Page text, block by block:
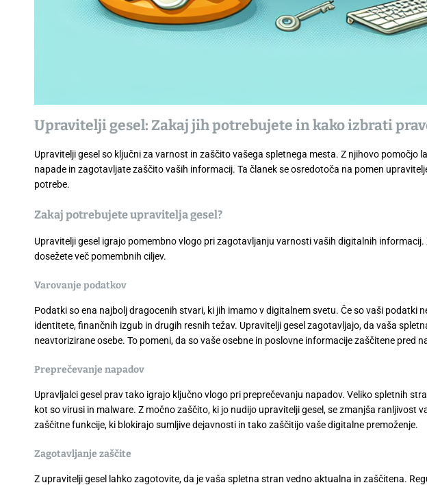
Upravitelji gesel: Zakaj jih potrebujete in kako izbrati
Upravitelji gesel so ključni za varnost in zaščito vašega spletnega mesta. Z njihovo pomočjo
napade in zagotavljate zaščito vaših informacij. Ta članek se osredotoča na pomen
potrebe.
Zakaj potrebujete upravitelja gesel?
Upravitelji gesel igrajo pomembno vlogo pri zagotavljanju varnosti vaših digitalnih
dosežete več pomembnih ciljev.
Varovanje podatkov
Podatki so ena najbolj dragocenih stvari, ki jih imamo v digitalnem svetu. Če so vaši podatki
identitete, finančnih izgub in drugih resnih težav. Upravitelji gesel zagotavljajo, da vaša
neavtorizirane osebe. To pomeni, da so vaše osebne in poslovne informacije zaščitene pred
Preprečevanje napadov
Upravljalci gesel prav tako igrajo ključno vlogo pri preprečevanju napadov. Veliko spletnih
kot so virusi in malware. Z močno zaščito, ki jo nudijo upravitelji gesel, se zmanjša ranljivost
zaščitne funkcije, ki blokirajo sumljive dejavnosti in tako zaščitijo vaše digitalne premoženje.
Zagotavljanje zaščite
Z upravitelji gesel lahko zagotovite, da je vaša spletna stran vedno aktualna in zaščitena.